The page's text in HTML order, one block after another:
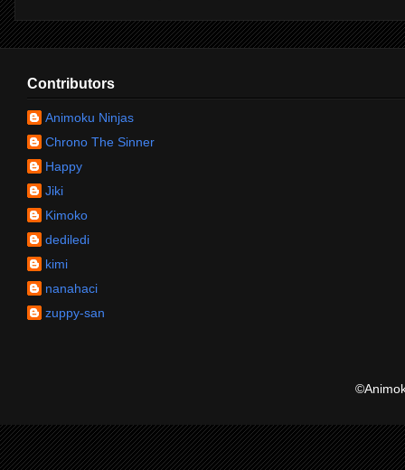
Contributors
Animoku Ninjas
Chrono The Sinner
Happy
Jiki
Kimoko
dediledi
kimi
nanahaci
zuppy-san